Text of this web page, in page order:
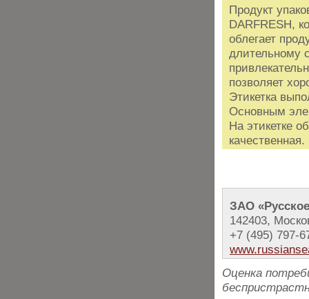
Продукт
DARFRESH,
облегает
длительному
позволяет
Этикетка
Основным
На этикетке
ЗАО
142403,
+7 (495) 797-
Оценка